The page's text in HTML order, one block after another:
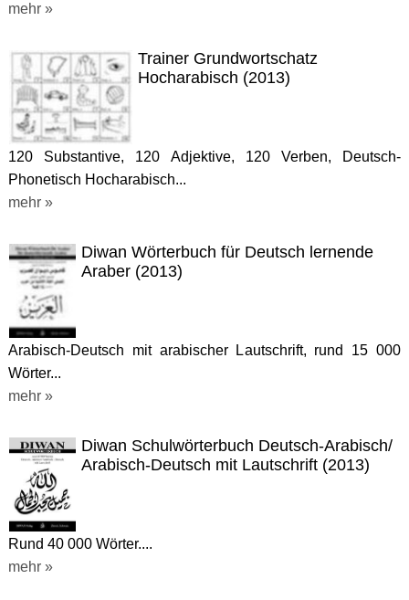
mehr »
Trainer Grundwortschatz
Hocharabisch (2013)
120 Substantive, 120 Adjektive, 120 Verben, Deutsch-
Phonetisch Hocharabisch...
mehr »
Diwan Wörterbuch für Deutsch lernende
Araber (2013)
Arabisch-Deutsch mit arabischer Lautschrift, rund 15 000
Wörter...
mehr »
Diwan Schulwörterbuch Deutsch-Arabisch/
Arabisch-Deutsch mit Lautschrift (2013)
Rund 40 000 Wörter....
mehr »